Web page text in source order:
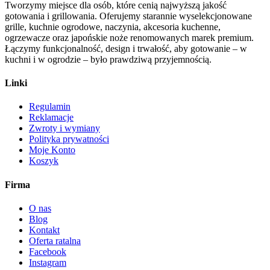
Tworzymy miejsce dla osób, które cenią najwyższą jakość
gotowania i grillowania. Oferujemy starannie wyselekcjonowane
grille, kuchnie ogrodowe, naczynia, akcesoria kuchenne,
ogrzewacze oraz japońskie noże renomowanych marek premium.
Łączymy funkcjonalność, design i trwałość, aby gotowanie – w
kuchni i w ogrodzie – było prawdziwą przyjemnością.
Linki
Regulamin
Reklamacje
Zwroty i wymiany
Polityka prywatności
Moje Konto
Koszyk
Firma
O nas
Blog
Kontakt
Oferta ratalna
Facebook
Instagram